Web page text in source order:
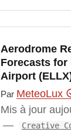
Aerodrome
Forecasts
Airport
Par MeteoLux
Mis à jour
Creative